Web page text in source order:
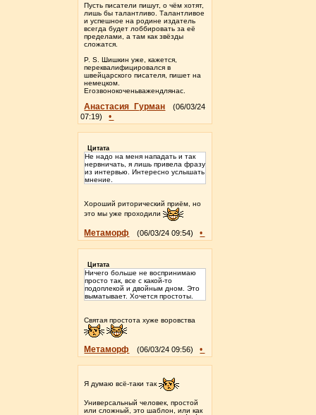
Пусть писатели пишут, о чём хотят,
лишь бы талантливо. Талантливое
и успешное на родине издатель
всегда будет лоббировать за её
пределами, а там как звёзды
сложатся.
P. S. Шишкин уже, кажется,
переквалифицировался в
швейцарского писателя, пишет на
немецком.
Егозвонокоченьважендлянас.
Анастасия_Гурман
(06/03/24
07:19)
•
Цитата
Не надо на меня нападать и так
нервничать, я лишь привела фразу
из интервью. Интересно услышать
мнение.
Хороший риторический приём, но
это мы уже проходили
Метаморф (06/03/24 09:54) •
Цитата
Ничего больше не воспринимаю
просто так, все с какой-то
подоплекой и двойным дном. Это
выматывает. Хочется простоты.
Святая простота хуже воровства
Метаморф (06/03/24 09:56) •
Я думаю всё-таки так
Универсальный человек, простой
или сложный, это шаблон, или как